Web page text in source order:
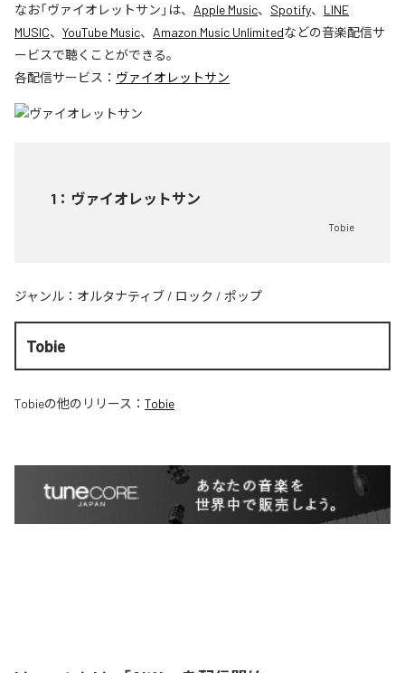
なお「ヴァイオレットサン 」は、 Apple Music、 Spotify、 LINE
MUSIC、 YouTube Music、 Amazon Music Unlimitedなどの音楽配信サ
ービスで聴くことができる。
各配信サービス： ヴァイオレットサン
1 ： ヴァイオレットサン
Tobie
ジャンル： オルタナティブ / ロック / ポップ
Tobie
Tobieの他のリリース： Tobie